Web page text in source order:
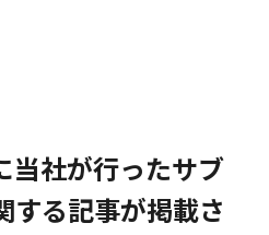
当社が行ったサブ
する記事が掲載さ